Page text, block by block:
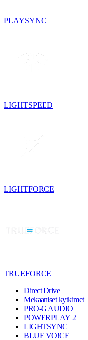
PLAYSYNC
LIGHTSPEED
LIGHTFORCE
TRUEFORCE
Direct Drive
Mekaaniset kytkimet
PRO-G AUDIO
POWERPLAY 2
LIGHTSYNC
BLUE VO!CE